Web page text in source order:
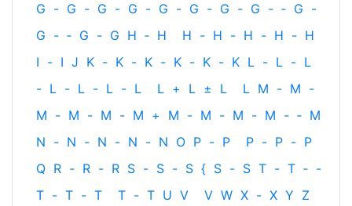
G - G - G - G - G - G - G - G - ‐ G -
G - ‐ G - G H ‐ H H - H - H - H - H
I - I J K - K - K - K - K - K L - L - L
- L - L - L - L L + L ± L L M - M -
M - M - M - M + M - M - M - M - ‐ M
N - N - N - N - N O P - P P - P - P
Q R - R - R S - S - S { S - S T - T ‐ -
T - T - T T - T U V V W X - X Y Z